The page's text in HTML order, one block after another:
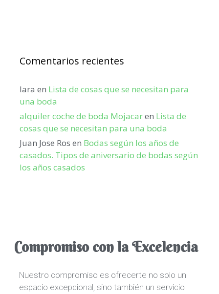
Comentarios recientes
lara en Lista de cosas que se necesitan para
una boda
alquiler coche de boda Mojacaren Lista de
cosas que se necesitan para una boda
Juan Jose Ros en Bodas según los años de
casados. Tipos de aniversario de bodas según
los años casados
Compromiso con la Excelencia
Nuestro compromiso es ofrecerte no solo un
espacio excepcional, sino también un servicio